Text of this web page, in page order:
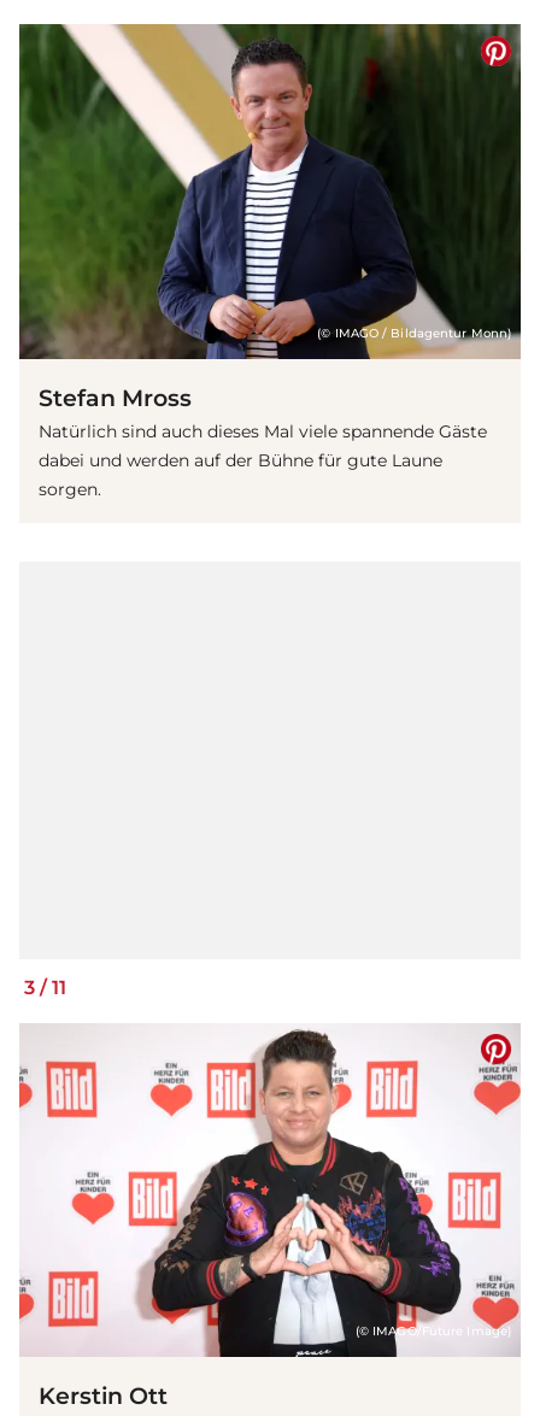
(© IMAGO / Bildagentur Monn)
Stefan Mross
Natürlich sind auch dieses Mal viele spannende Gäste
dabei und werden auf der Bühne für gute Laune
sorgen.
3 /11
(© IMAGO/Future Image)
Kerstin Ott